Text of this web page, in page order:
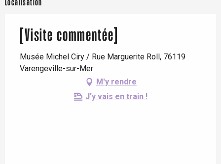
Localisation
[Visite commentée]
Musée Michel Ciry / Rue Marguerite Roll, 76119
Varengeville-sur-Mer
M'y rendre
J'y vais en train !